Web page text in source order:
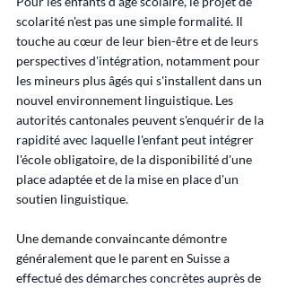
scolarité n'est pas une simple formalité. Il
touche au cœur de leur bien-être et de leurs
perspectives d'intégration, notamment pour
les mineurs plus âgés qui s'installent dans un
nouvel environnement linguistique. Les
autorités cantonales peuvent s'enquérir de la
rapidité avec laquelle l'enfant peut intégrer
l'école obligatoire, de la disponibilité d'une
place adaptée et de la mise en place d'un
soutien linguistique.
Une demande convaincante démontre
généralement que le parent en Suisse a
effectué des démarches concrètes auprès de